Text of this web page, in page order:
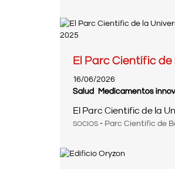
El Parc Científic
16/06/2026
Salud
Medicamentos
El Parc Científic de la
SOCIOS - Parc Científic de